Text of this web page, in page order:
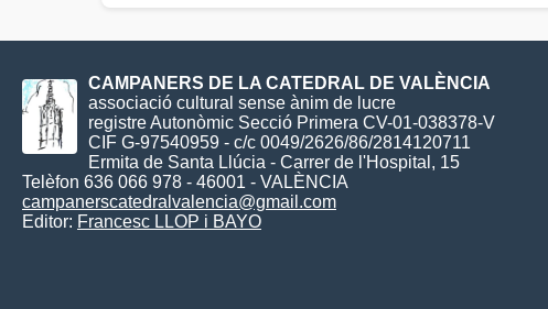
CAMPANERS DE LA CATEDRAL DE VALÈNCIA
associació cultural sense ànim de lucre
registre Autonòmic Secció Primera CV-01-038378-V
CIF G-97540959 - c/c 0049/2626/86/2814120711
Ermita de Santa Llúcia - Carrer de l'Hospital, 15
Telèfon 636 066 978 - 46001 - VALÈNCIA
campanerscatedralvalencia@gmail.com
Editor: Francesc LLOP i BAYO